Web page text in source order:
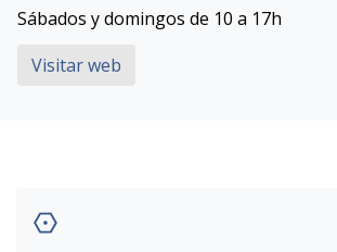
Sábados y domingos de 10 a 17h
Visitar web